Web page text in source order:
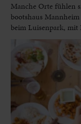
Manche Orte fühlen
bootshaus
beim Luisenpark, mit